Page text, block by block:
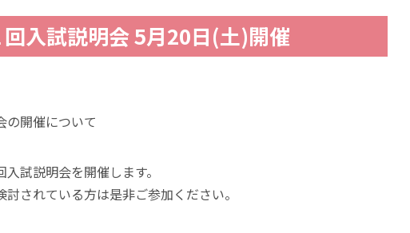
入試説明会 5月20日(土)開催
開催について
試説明会を開催します。
されている方は是非ご参加ください。